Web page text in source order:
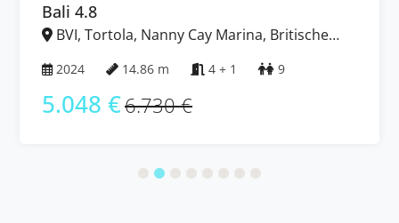
Bali 4.8
BVI, Tortola, Nanny Cay Marina, Britische
2024 14.86 m 4 + 1 9
5.048 €6.730 €